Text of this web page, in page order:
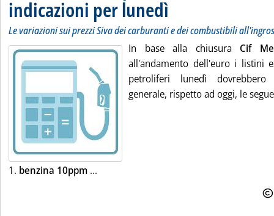
indicazioni per lunedì
Le variazioni sui prezzi Siva dei carburanti e dei combustibili
In base alla chiusura Cif
all'andamento dell'euro i listini
petroliferi lunedì
generale, rispetto ad oggi, le
1. benzina 10ppm ...